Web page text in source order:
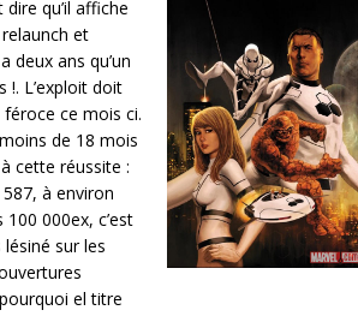
qu’il affiche
et
deux ans qu’un
L’exploit doit
ce mois ci.
de 18 mois
cette réussite :
à environ
000ex, c’est
sur les
el titre